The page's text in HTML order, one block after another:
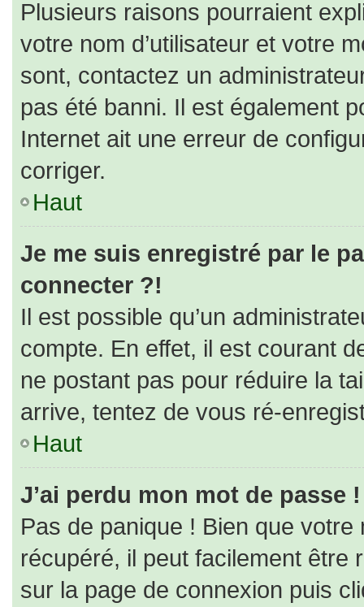
Plusieurs raisons pourraient
votre nom d’utilisateur et votre
sont, contactez un
pas été banni. Il est également
Internet ait une erreur de
corriger.
Haut
Je me suis enregistré par le
connecter ?!
Il est possible qu’un
compte. En effet, il est courant
ne postant pas pour réduire la
arrive, tentez de vous ré-
Haut
J’ai perdu mon mot de passe !
Pas de panique ! Bien que
récupéré, il peut facilement être
sur la page de connexion puis